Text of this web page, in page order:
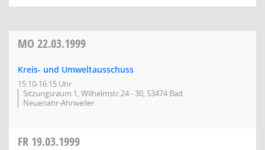
MO 22.03.1999
Kreis- und Umweltausschuss
15:10-16:15 Uhr
Sitzungsraum 1, Wilhelmstr.24 - 30, 53474 Bad
Neuenahr-Ahrweiler
FR 19.03.1999